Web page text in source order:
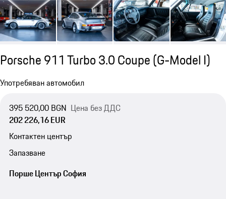
Porsche 911 Turbo 3.0 Coupe(G-Model I)
Употребяван автомобил
395 520,00 BGN
202 226,16 EUR
Цена без ДДС
Контактен център
Запазване
Порше Център София